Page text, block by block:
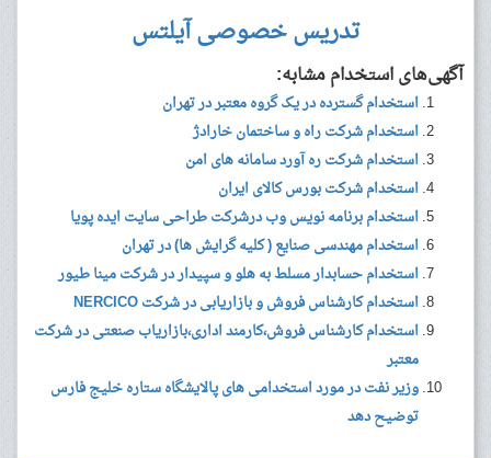
تدریس خصوصی آیلتس
آگهی‌های استخدام مشابه:
استخدام گسترده در یک گروه معتبر در تهران
استخدام شرکت راه و ساختمان خارادژ
استخدام شرکت ره آورد سامانه های امن
استخدام شرکت بورس کالای ایران
استخدام برنامه نویس وب درشرکت طراحی سایت ایده پویا
استخدام مهندسی صنایع ( کلیه گرایش ها) در تهران
استخدام حسابدار مسلط به هلو و سپیدار در شرکت مینا طیور
استخدام کارشناس فروش و بازاریابی در شرکت NERCICO
استخدام کارشناس فروش،کارمند اداری،بازاریاب صنعتی در شرکت
معتبر
وزیر نفت در مورد استخدامی های پالایشگاه ستاره خلیج فارس
توضیح دهد